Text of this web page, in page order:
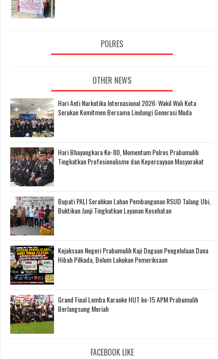
POLRES
OTHER NEWS
Hari Anti Narkotika Internasional 2026: Wakil Wali Kota
Serukan Komitmen Bersama Lindungi Generasi Muda
Hari Bhayangkara Ke-80, Momentum Polres Prabumulih
Tingkatkan Profesionalisme dan Kepercayaan Masyarakat
Bupati PALI Serahkan Lahan Pembangunan RSUD Talang Ubi,
Buktikan Janji Tingkatkan Layanan Kesehatan
Kejaksaan Negeri Prabumulih Kaji Dugaan Pengelolaan Dana
Hibah Pilkada, Belum Lakukan Pemeriksaan
Grand Final Lomba Karaoke HUT ke-15 APM Prabumulih
Berlangsung Meriah
FACEBOOK LIKE